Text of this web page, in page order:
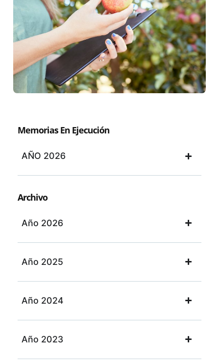
Memorias En Ejecución
AÑO 2026
Archivo
Año 2026
Año 2025
Año 2024
Año 2023